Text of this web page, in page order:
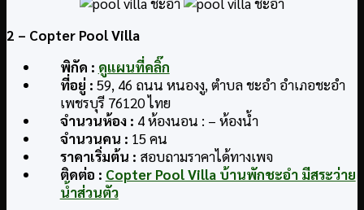
2 – Copter Pool Villa
พิกัด : ดูแผนที่คลิ๊ก
ที่อยู่: 59, 46 ถนน หนองงู, ตำบล ชะอำ อำเภอชะอำ
เพชรบุรี 76120 ไทย
จำนวนห้อง : 4 ห้องนอน : – ห้องน้ำ
จำนวนคน : 15 คน
ราคาเริ่มต้น : สอบถามราคาได้ทางเพจ
ติดต่อ : Copter Pool Villa บ้านพักชะอำ มีสระว่าย
น้ำส่วนตัว